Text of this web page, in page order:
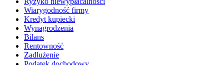
Wiarygodność firmy
Kredyt kupiecki
Wynagrodzenia
Bilans
Rentowność
Zadłużenie